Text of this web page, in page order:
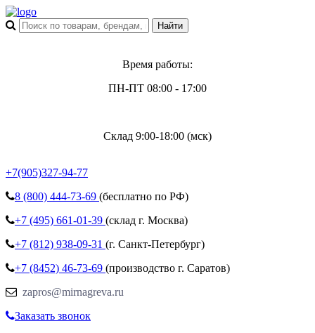
Время работы:
ПН-ПТ 08:00 - 17:00
Склад 9:00-18:00 (мск)
+7(905)327-94-77
8 (800) 444-73-69 (бесплатно по РФ)
+7 (495) 661-01-39 (склад г. Москва)
+7 (812) 938-09-31 (г. Санкт-Петербург)
+7 (8452) 46-73-69 (производство г. Саратов)
zapros@mirnagreva.ru
Заказать звонок